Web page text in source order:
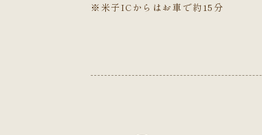
※米子ICからはお車で約15分